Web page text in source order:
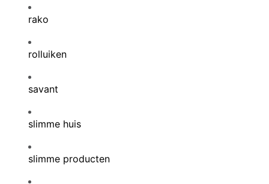
rako
rolluiken
savant
slimme huis
slimme producten